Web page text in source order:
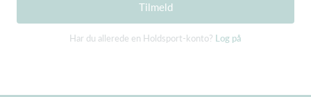
Tilmeld
Har du allerede en Holdsport-konto? Log på